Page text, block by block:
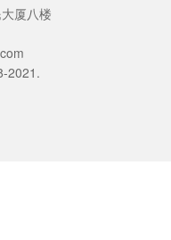
厦八楼
2021.